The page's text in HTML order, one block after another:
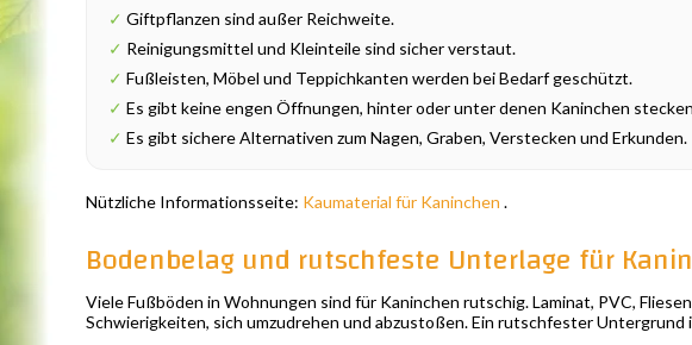
✓ Giftpflanzen sind außer Reichweite.
✓ Reinigungsmittel und Kleinteile sind sicher verstaut.
✓ Fußleisten, Möbel und Teppichkanten werden bei Bedarf geschützt.
✓ Es gibt keine engen Öffnungen, hinter oder unter denen Kaninchen
✓ Es gibt sichere Alternativen zum Nagen, Graben, Verstecken und Erkunden.
Nützliche Informationsseite: Kaumaterial für Kaninchen .
Bodenbelag und rutschfeste Unterlage für
Viele Fußböden in Wohnungen sind für Kaninchen rutschig. Laminat, PVC,
Schwierigkeiten, sich umzudrehen und abzustoßen. Ein rutschfester